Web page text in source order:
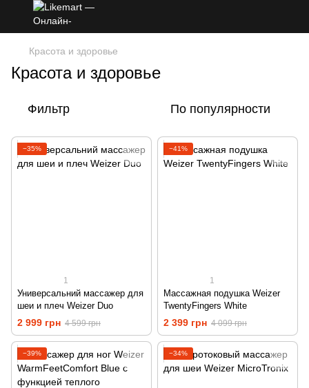
Красота и здоровье
Красота и здоровье
Фильтр По популярности
−35%
1
Универсальний массажер для
шеи и плеч Weizer Duo
2 999 грн 4 599 грн
−41%
1
Массажная подушка Weizer
TwentyFingers White
2 399 грн 4 099 грн
−39% −34%